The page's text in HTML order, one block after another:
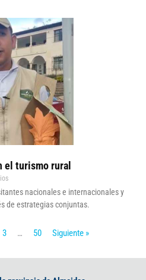
el turismo rural
nacionales e internacionales y
de estrategias conjuntas.
3 … 50 Siguiente »